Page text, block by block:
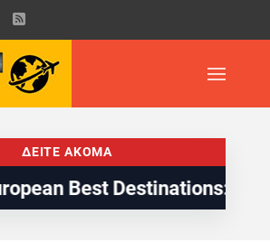
ΔΕΙΤΕ ΑΚΟΜΑ
5 παραλίες της